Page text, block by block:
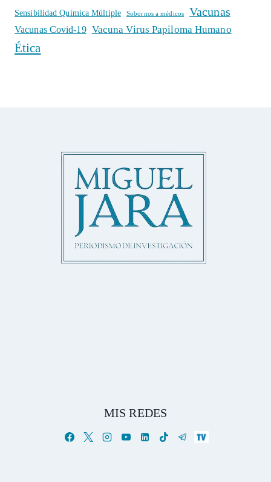
Sensibilidad Química Múltiple Sobornos a médicos Vacunas
Vacunas Covid-19 Vacuna Virus Papiloma Humano
Ética
MIS REDES